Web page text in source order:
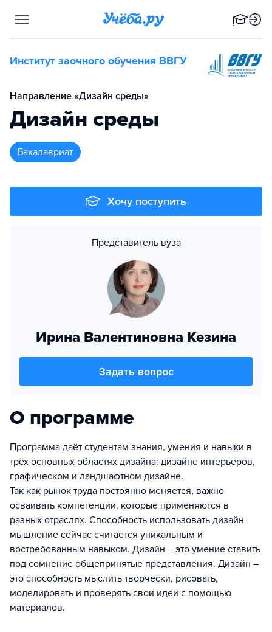
Институт заочного обучения ВВГУ
Направление «Дизайн среды»
Дизайн среды
бакалавриат
Хочу поступить
Представитель вуза
Ирина Валентиновна Кезина
Задать вопрос
О программе
Программа даёт студентам знания, умения и навыки в
трёх основных областях дизайна: дизайне интерьеров,
графическом и ландшафтном дизайне.
Так как рынок труда постоянно меняется, важно
осваивать компетенции, которые применяются в
разных отраслях. Способность использовать дизайн-
мышление сейчас считается уникальным и
востребованным навыком. Дизайн – это умение ставить
под сомнение общепринятые представления. Дизайн –
это способность мыслить творчески, рисовать,
моделировать и проверять свои идеи с помощью
материалов.